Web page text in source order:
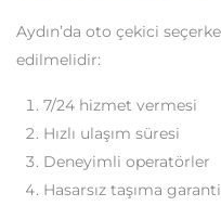
Aydın’da oto çekici
edilmelidir:
7/24 hizmet vermesi
Hızlı ulaşım süresi
Deneyimli operatörler
Hasarsız taşıma